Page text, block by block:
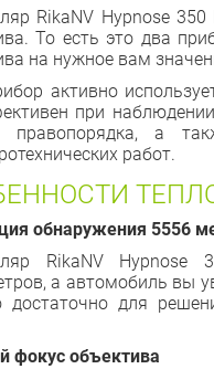
RikaNV Hypnose
То есть это два
на нужное вам
активно
при
правопорядка, а
работ.
обнаружения 5556
RikaNV Hypnose
а автомобиль вы
достаточно для
фокус объектива